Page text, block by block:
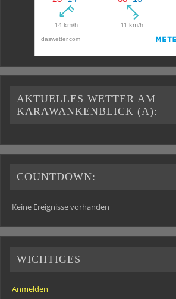
AKTUELLES WETTER AM
KARAWANKENBLICK (A):
COUNTDOWN:
Keine Ereignisse vorhanden
WICHTIGES
Anmelden